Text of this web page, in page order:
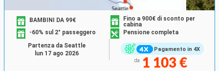
Pagamento in 4X
BAMBINI DA 99€
Fino a 900€ di sconto per
cabina
-60% sul 2° passeggero
Pensione completa
da 1 103 €
Partenza da Seattle
lun 17 ago 2026